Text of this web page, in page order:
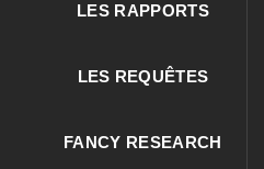
LES RAPPORTS
LES REQUÊTES
FANCY RESEARCH